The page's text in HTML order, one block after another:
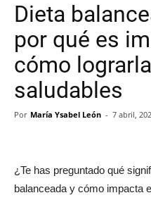
Dieta
por qué es
cómo
saludables
Por María Ysabel León - 7 abril,
¿Te has preguntado qué
balanceada y cómo impacta